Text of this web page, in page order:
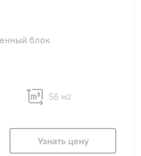
блок
56 м2
Узнать цену